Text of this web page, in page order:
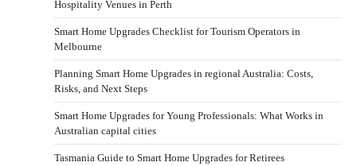
Hospitality Venues in Perth
Smart Home Upgrades Checklist for Tourism Operators in
Melbourne
Planning Smart Home Upgrades in regional Australia: Costs,
Risks, and Next Steps
Smart Home Upgrades for Young Professionals: What Works in
Australian capital cities
Tasmania Guide to Smart Home Upgrades for Retirees